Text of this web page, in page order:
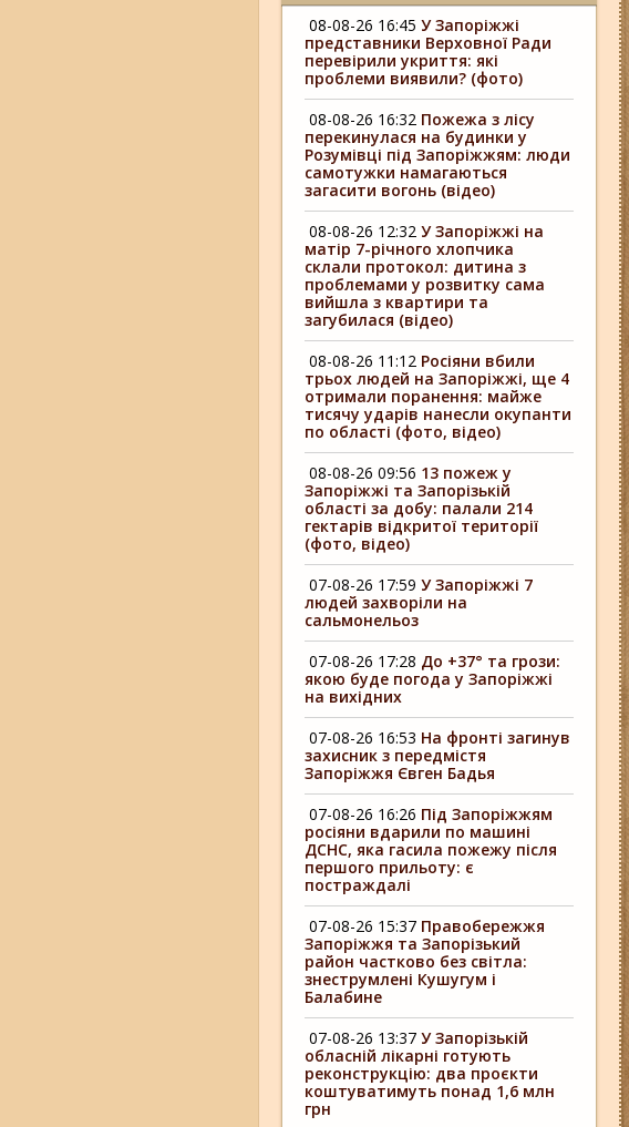
08-08-26 16:45 У Запоріжжі
представники Верховної Ради
перевірили укриття: які
проблеми виявили? (фото)
08-08-26 16:32 Пожежа з лісу
перекинулася на будинки у
Розумівці під Запоріжжям: люди
самотужки намагаються
загасити вогонь (відео)
08-08-26 12:32 У Запоріжжі на
матір 7-річного хлопчика
склали протокол: дитина з
проблемами у розвитку сама
вийшла з квартири та
загубилася (відео)
08-08-26 11:12 Росіяни вбили
трьох людей на Запоріжжі, ще 4
отримали поранення: майже
тисячу ударів нанесли окупанти
по області (фото, відео)
08-08-26 09:56 13 пожеж у
Запоріжжі та Запорізькій
області за добу: палали 214
гектарів відкритої території
(фото, відео)
07-08-26 17:59 У Запоріжжі 7
людей захворіли на
сальмонельоз
07-08-26 17:28 До +37° та грози:
якою буде погода у Запоріжжі
на вихідних
07-08-26 16:53 На фронті загинув
захисник з передмістя
Запоріжжя Євген Бадья
07-08-26 16:26 Під Запоріжжям
росіяни вдарили по машині
ДСНС, яка гасила пожежу після
першого прильоту: є
постраждалі
07-08-26 15:37 Правобережжя
Запоріжжя та Запорізький
район частково без світла:
знеструмлені Кушугум і
Балабине
07-08-26 13:37 У Запорізькій
обласній лікарні готують
реконструкцію: два проєкти
коштуватимуть понад 1,6 млн
грн